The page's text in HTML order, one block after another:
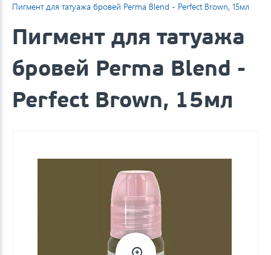
Пигмент для татуажа бровей Perma Blend - Perfect Brown, 15мл
Пигмент для татуажа
бровей Perma Blend -
Perfect Brown, 15мл